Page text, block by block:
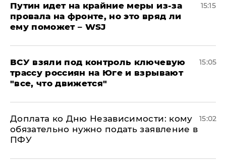
Путин идет на крайние меры из-за
провала на фронте, но это вряд ли
ему поможет – WSJ
15:15
ВСУ взяли под контроль ключевую
трассу россиян на Юге и взрывают
"все, что движется"
15:05
Доплата ко Дню Независимости: кому
обязательно нужно подать заявление в
ПФУ
15:02